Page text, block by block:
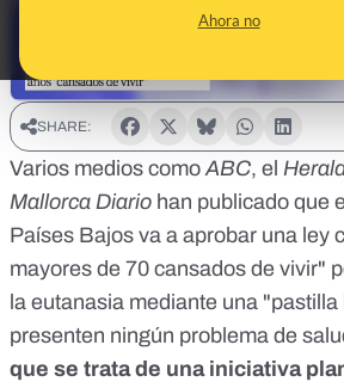
Ahora no
SHARE:
Varios medios como ABC, el
Mallorca Diario han publicado que
Países Bajos va a aprobar una ley
mayores de 70 cansados de vivir"
la eutanasia mediante una
presenten ningún problema de
que se trata de una iniciativa